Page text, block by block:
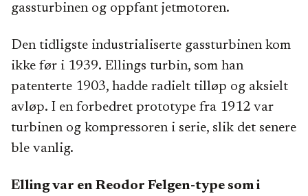
gassturbinen og oppfant jetmotoren.
Den tidligste industrialiserte gassturbinen kom
ikke før i 1939. Ellings turbin, som han
patenterte 1903, hadde radielt tilløp og aksielt
avløp. I en forbedret prototype fra 1912 var
turbinen og kompressoren i serie, slik det senere
ble vanlig.
Elling var en Reodor Felgen-type som i